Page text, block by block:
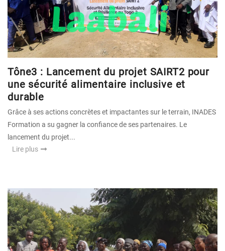
Tône3 : Lancement du projet SAIRT2 pour
une sécurité alimentaire inclusive et
durable
Grâce à ses actions concrètes et impactantes sur le terrain, INADES
Formation a su gagner la confiance de ses partenaires. Le
lancement du projet...
Lire plus